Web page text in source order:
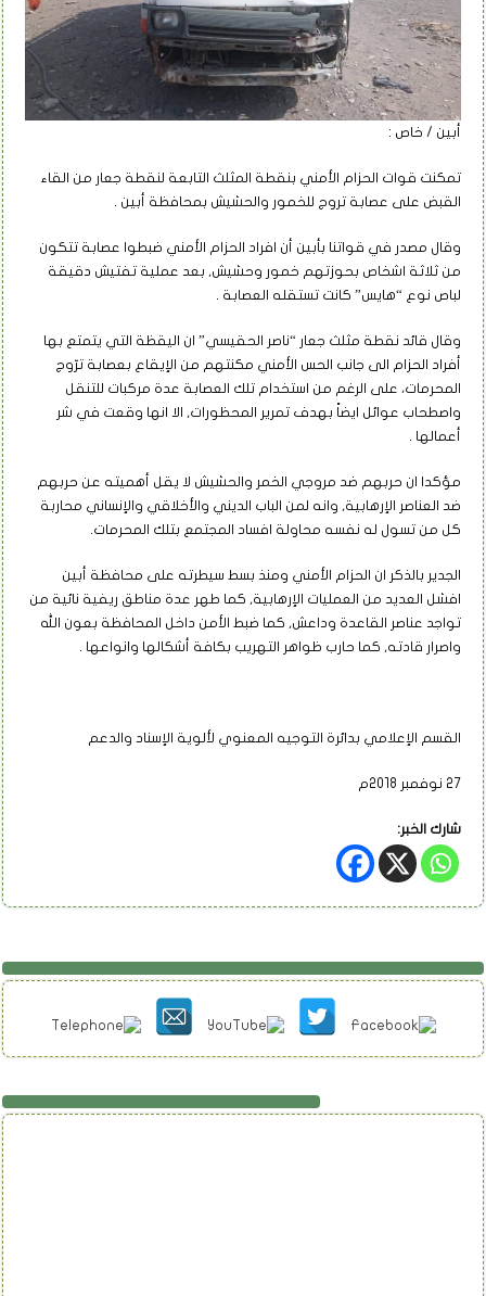
أبين / خاص :
تمكنت قوات الحزام الأمني بنقطة المثلث التابعة لنقطة جعار من القاء
القبض على عصابة تروج للخمور والحشيش بمحافظة أبين .
وقال مصدر في قواتنا بأبين أن افراد الحزام الأمني ضبطوا عصابة تتكون
من ثلاثة اشخاص بحوزتهم خمور وحشيش, بعد عملية تفتيش دقيقة
لباص نوع “هايس” كانت تستقله العصابة .
وقال قائد نقطة مثلث جعار “ناصر الحقيسي” ان اليقظة التي يتمتع بها
أفراد الحزام الى جانب الحس الأمني مكنتهم من الإيقاع بعصابة ترّوج
المحرمات، على الرغم من استخدام تلك العصابة عدة مركبات للتنقل
واصطحاب عوائل ايضاً بهدف تمرير المحظورات, الا انها وقعت في شر
أعمالها .
مؤكدا ان حربهم ضد مروجي الخمر والحشيش لا يقل أهميته عن حربهم
ضد العناصر الإرهابية, وانه لمن الباب الديني والأخلاقي والإنساني محاربة
كل من تسول له نفسه محاولة افساد المجتمع بتلك المحرمات.
الجدير بالذكر ان الحزام الأمني ومنذ بسط سيطرته على محافظة أبين
افشل العديد من العمليات الإرهابية, كما طهر عدة مناطق ريفية نائية من
تواجد عناصر القاعدة وداعش, كما ضبط الأمن داخل المحافظة بعون الله
واصرار قادته, كما حارب ظواهر التهريب بكافة أشكالها وانواعها .
القسم الإعلامي بدائرة التوجيه المعنوي لألوية الإسناد والدعم
27 نوفمبر 2018م
شارك الخبر: